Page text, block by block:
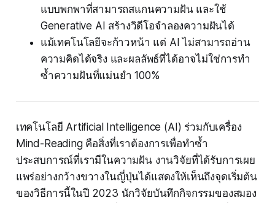
แบบพกพาที่สามารถสแกนความฝัน และใช้
Generative AI สร้างวิดีโอจำลองความฝันได้
แม้เทคโนโลยีจะก้าวหน้า แต่ AI ไม่สามารถอ่าน
ความคิดได้จริง และผลลัพธ์ที่ได้อาจไม่ใช่การทำ
ซ้ำความฝันที่แม่นยำ 100%
เทคโนโลยี Artificial Intelligence (AI) ร่วมกับเครื่อง
Mind-Reading คือสิ่งที่เราต้องการเพื่อทำซ้ำ
ประสบการณ์ที่เรามีในความฝัน งานวิจัยที่ได้รับการเผย
แพร่อย่างกว้างขวางในญี่ปุ่นได้แสดงให้เห็นถึงจุดเริ่มต้น
ของวิธีการนี้ในปี 2023 นักวิจัยบันทึกกิจกรรมของสมอง